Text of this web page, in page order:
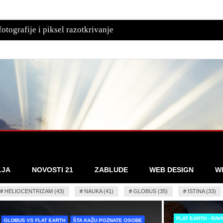
i piksel razotkrivanje
NOVOSTI 21 ZABLUDE WEB DESIGN
# HELIOCENTRIZAM (43) # NAUKA (41) # GLOBUS (35) # ISTINA (33)
ZABLUDE
FLAT EARTH -